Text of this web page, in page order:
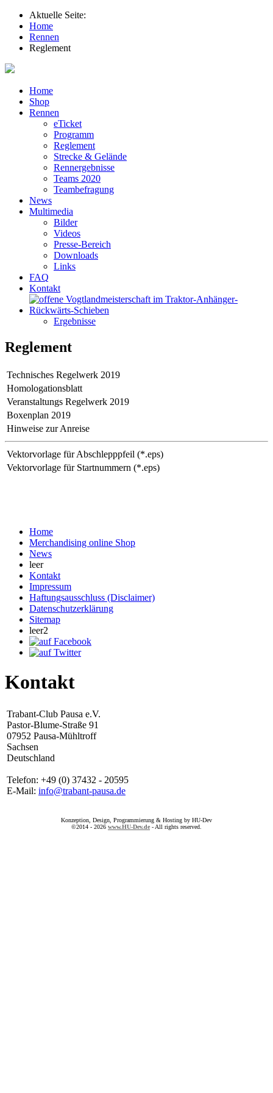
Aktuelle Seite:
Home
Rennen
Reglement
Home
Shop
Rennen
eTicket
Programm
Reglement
Strecke & Gelände
Rennergebnisse
Teams 2020
Teambefragung
News
Multimedia
Bilder
Videos
Presse-Bereich
Downloads
Links
FAQ
Kontakt
Ergebnisse
Reglement
Technisches Regelwerk 2019
Homologationsblatt
Veranstaltungs Regelwerk 2019
Boxenplan 2019
Hinweise zur Anreise
Vektorvorlage für Abschlepppfeil (*.eps)
Vektorvorlage für Startnummern (*.eps)
Home
Merchandising online Shop
News
leer
Kontakt
Impressum
Haftungsausschluss (Disclaimer)
Datenschutzerklärung
Sitemap
leer2
Kontakt
Trabant-Club Pausa e.V.
Pastor-Blume-Straße 91
07952 Pausa-Mühltroff
Sachsen
Deutschland
Telefon: +49 (0) 37432 - 20595
E-Mail: info@trabant-pausa.de
Konzeption, Design, Programmierung & Hosting by HU-Dev
©2014 - 2026 www.HU-Dev.de - All rights reserved.